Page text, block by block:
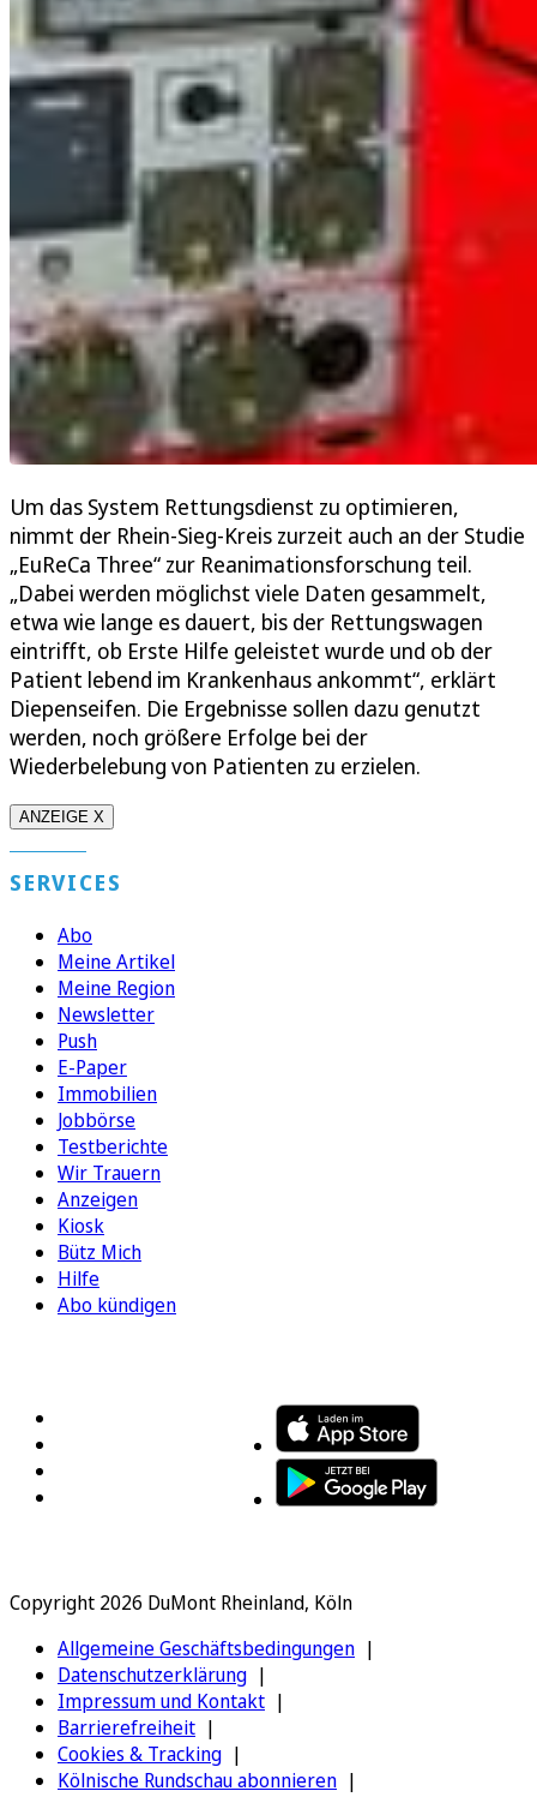
Um das System Rettungsdienst zu optimieren,
nimmt der Rhein-Sieg-Kreis zurzeit auch an der Studie
„EuReCa Three“ zur Reanimationsforschung teil.
„Dabei werden möglichst viele Daten gesammelt,
etwa wie lange es dauert, bis der Rettungswagen
eintrifft, ob Erste Hilfe geleistet wurde und ob der
Patient lebend im Krankenhaus ankommt“, erklärt
Diepenseifen. Die Ergebnisse sollen dazu genutzt
werden, noch größere Erfolge bei der
Wiederbelebung von Patienten zu erzielen.
ANZEIGE X
SERVICES
Abo
Meine Artikel
Meine Region
Newsletter
Push
E-Paper
Immobilien
Jobbörse
Testberichte
Wir Trauern
Anzeigen
Kiosk
Bütz Mich
Hilfe
Abo kündigen
Copyright 2026 DuMont Rheinland, Köln
Allgemeine Geschäftsbedingungen
Datenschutzerklärung
Impressum und Kontakt
Barrierefreiheit
Cookies & Tracking
Kölnische Rundschau abonnieren